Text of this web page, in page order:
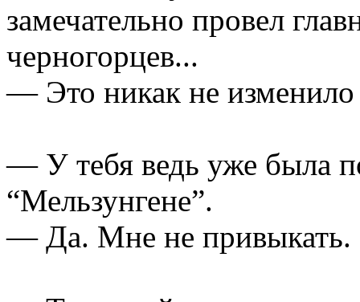
замечательно провел
черногорцев...
— Это никак не изменило
— У тебя ведь уже была
“Мельзунгене”.
— Да. Мне не привыкать.